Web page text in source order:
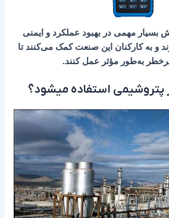
بسیار مهمی در بهبود عملکرد و ایمنی
و به کارکنان این صنعت کمک می‌کنند تا
به‌طور مؤثر عمل کنند.
استفاده میشود؟